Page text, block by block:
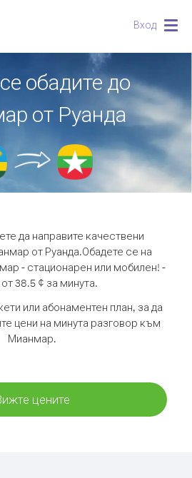
Вход
обадите до
от Руанда
да направите качествени
от Руанда.Обадете се на
- стационарен или мобилен! -
38.5 ¢ за минута.
или абонаментен план, за да
цени на минута разговор към
Мианмар.
цените